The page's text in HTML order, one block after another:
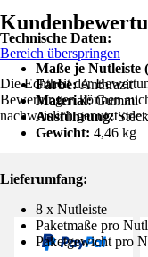
Technische Daten:
Maße je Nutleiste
Farbe:Anthrazit
Material:Gummi
Ausführung:
Gewicht: 4,46 kg
Lieferumfang:
8 x Nutleiste
Paketmaße pro
Paketgewicht pro
Bereich überspringen
Die Echtheit der
Bewertungen können
nachweislich genutzt